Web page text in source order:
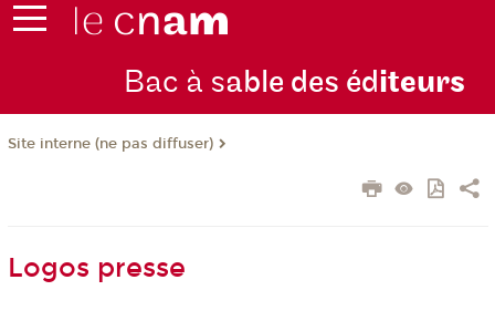
Bac à sable des éditeurs
Site interne (ne pas diffuser)
Logos presse